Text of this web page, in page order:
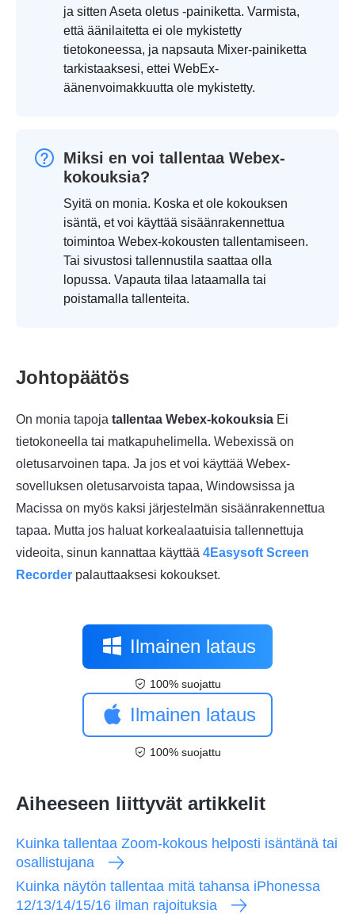
ja sitten Aseta oletus -painiketta. Varmista,
että äänilaitetta ei ole mykistetty
tietokoneessa, ja napsauta Mixer-painiketta
tarkistaaksesi, ettei WebEx-
äänenvoimakkuutta ole mykistetty.
Miksi en voi tallentaa Webex-
kokouksia?
Syitä on monia. Koska et ole kokouksen
isäntä, et voi käyttää sisäänrakennettua
toimintoa Webex-kokousten tallentamiseen.
Tai sivustosi tallennustila saattaa olla
lopussa. Vapauta tilaa lataamalla tai
poistamalla tallenteita.
Johtopäätös
On monia tapoja tallentaa Webex-kokouksia Ei
tietokoneella tai matkapuhelimella. Webexissä on
oletusarvoinen tapa. Ja jos et voi käyttää Webex-
sovelluksen oletusarvoista tapaa, Windowsissa ja
Macissa on myös kaksi järjestelmän sisäänrakennettua
tapaa. Mutta jos haluat korkealaatuisia tallennettuja
videoita, sinun kannattaa käyttää 4Easysoft Screen
Recorder palauttaaksesi kokoukset.
Ilmainen lataus
100% suojattu
Ilmainen lataus
100% suojattu
Aiheeseen liittyvät artikkelit
Kuinka tallentaa Zoom-kokous helposti isäntänä tai
osallistujana
Kuinka näytön tallentaa mitä tahansa iPhonessa
12/13/14/15/16 ilman rajoituksia